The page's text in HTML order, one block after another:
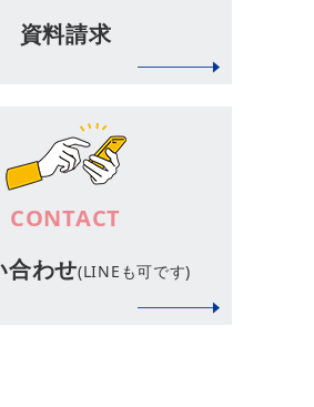
資料請求
CONTACT
合わせ(LINEも可です)